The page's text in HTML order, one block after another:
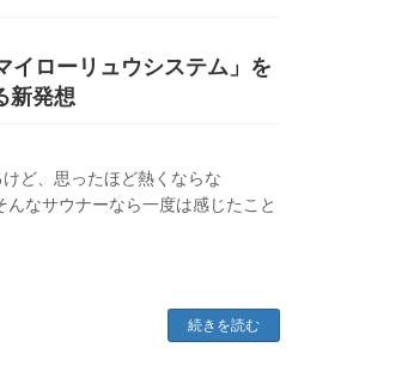
イローリュウシステム」を
新発想
ど、思ったほど熱くならな
なサウナーなら一度は感じたこと
続きを読む